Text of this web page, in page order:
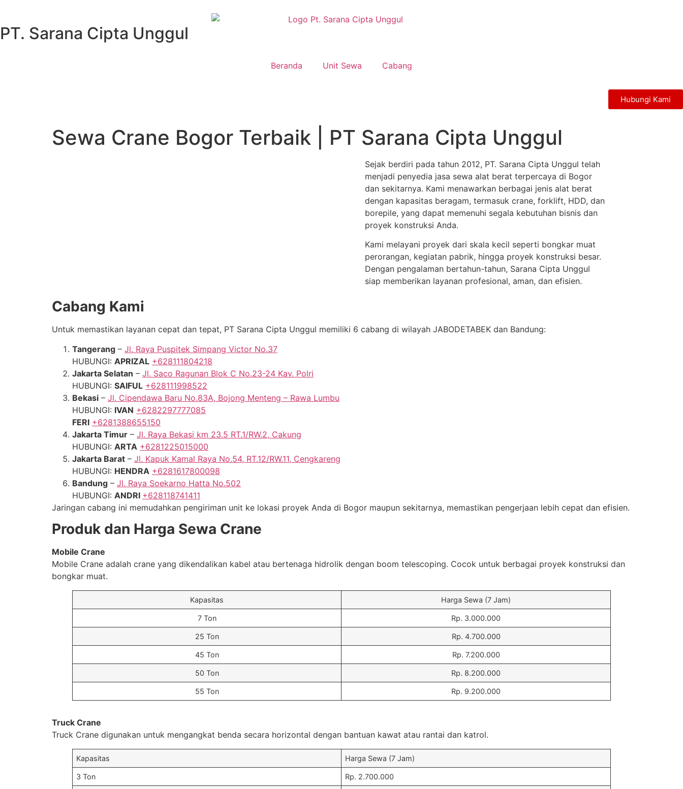
PT. Sarana Cipta Unggul
Beranda Unit Sewa Cabang
Hubungi Kami
Sewa Crane Bogor Terbaik | PT Sarana Cipta Unggul
Sejak berdiri pada tahun 2012, PT. Sarana Cipta Unggul telah
menjadi penyedia jasa sewa alat berat terpercaya di Bogor
dan sekitarnya. Kami menawarkan berbagai jenis alat berat
dengan kapasitas beragam, termasuk crane, forklift, HDD, dan
borepile, yang dapat memenuhi segala kebutuhan bisnis dan
proyek konstruksi Anda.
Kami melayani proyek dari skala kecil seperti bongkar muat
perorangan, kegiatan pabrik, hingga proyek konstruksi besar.
Dengan pengalaman bertahun-tahun, Sarana Cipta Unggul
siap memberikan layanan profesional, aman, dan efisien.
Cabang Kami
Untuk memastikan layanan cepat dan tepat, PT Sarana Cipta Unggul memiliki 6 cabang di wilayah JABODETABEK dan Bandung:
Tangerang – Jl. Raya Puspitek Simpang Victor No.37
HUBUNGI: APRIZAL +628111804218
Jakarta Selatan – Jl. Saco Ragunan Blok C No.23-24 Kav. Polri
HUBUNGI: SAIFUL +628111998522
Bekasi – Jl. Cipendawa Baru No.83A, Bojong Menteng – Rawa Lumbu
HUBUNGI: IVAN +6282297777085
FERI +6281388655150
Jakarta Timur – Jl. Raya Bekasi km 23.5 RT.1/RW.2, Cakung
HUBUNGI: ARTA +6281225015000
Jakarta Barat – Jl. Kapuk Kamal Raya No.54, RT.12/RW.11, Cengkareng
HUBUNGI: HENDRA +6281617800098
Bandung – Jl. Raya Soekarno Hatta No.502
HUBUNGI: ANDRI +628118741411
Jaringan cabang ini memudahkan pengiriman unit ke lokasi proyek Anda di Bogor maupun sekitarnya, memastikan pengerjaan lebih cepat dan efisien.
Produk dan Harga Sewa Crane
Mobile Crane
Mobile Crane adalah crane yang dikendalikan kabel atau bertenaga hidrolik dengan boom telescoping. Cocok untuk berbagai proyek konstruksi dan
bongkar muat.
Kapasitas Harga Sewa (7 Jam)
7 Ton Rp. 3.000.000
25 Ton Rp. 4.700.000
45 Ton Rp. 7.200.000
50 Ton Rp. 8.200.000
55 Ton Rp. 9.200.000
Truck Crane
Truck Crane digunakan untuk mengangkat benda secara horizontal dengan bantuan kawat atau rantai dan katrol.
Kapasitas Harga Sewa (7 Jam)
3 Ton Rp. 2.700.000